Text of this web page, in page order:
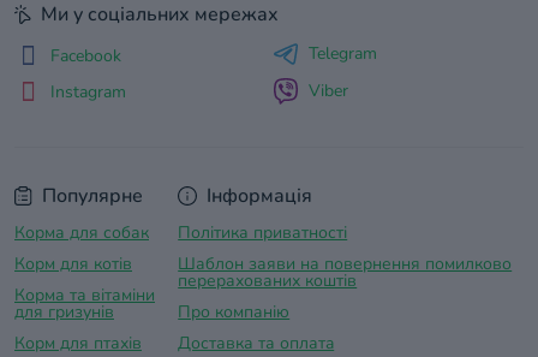
Популярне
Корма для собак
Корм для котів
Корма та вітаміни
для гризунів
Корм для птахів
Інформація
Політика приватності
Шаблон заяви на повернення помилково
перерахованих коштів
Про компанію
Доставка та оплатa
Ми у соціальних мережах
Facebook
Instagram
Telegram
Viber